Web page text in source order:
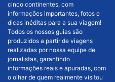
cinco continentes, com
informações importantes, fotos e
dicas inéditas para a sua viagem!
Todos os nossos guias são
produzidos a partir de viagens
realizadas por nossa equipe de
jornalistas, garantindo
informações reais e apuradas, com
o olhar de quem realmente visitou